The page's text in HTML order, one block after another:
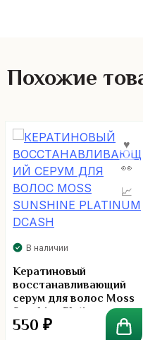
Похожие
В наличии
Кератиновый
восстанавливающий
серум для волос Moss
Sunshine Platinum
Dcash
550 ₽